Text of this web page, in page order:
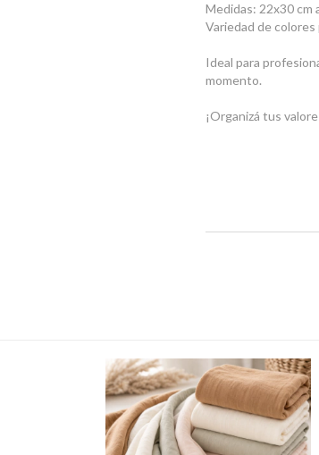
Medidas: 22x30 cm
Variedad de colores
Ideal para
momento.
¡Organizá tus